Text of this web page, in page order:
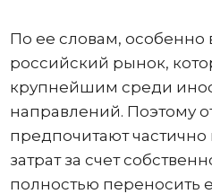
По ее словам, особенно
российский рынок,
крупнейшим среди
направлений. Поэтому
предпочитают
затрат за счет
полностью переносить